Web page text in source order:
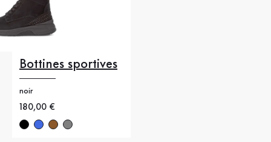
Bottines sportives
noir
Nouveau prix
180,00 €